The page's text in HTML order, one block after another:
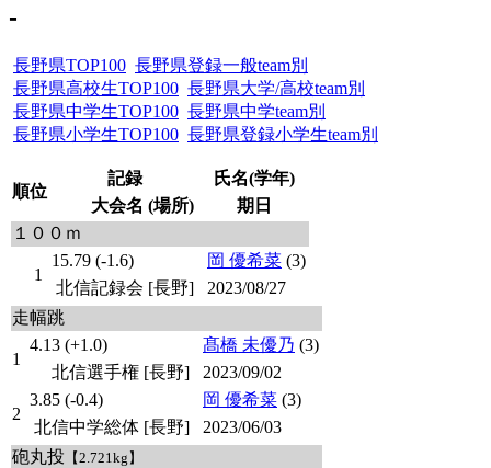
-
長野県TOP100 長野県登録一般team別
長野県高校生TOP100 長野県大学/高校team別
長野県中学生TOP100 長野県中学team別
長野県小学生TOP100 長野県登録小学生team別
順位
記録
氏名(学年)
大会名 (場所)
期日
１００ｍ
1
15.79 (-1.6) 岡 優希菜 (3)
北信記録会 [長野]
2023/08/27
走幅跳
1
4.13 (+1.0) 髙橋 未優乃 (3)
北信選手権 [長野]
2023/09/02
2
3.85 (-0.4) 岡 優希菜 (3)
北信中学総体 [長野]
2023/06/03
砲丸投 【2.721kg】